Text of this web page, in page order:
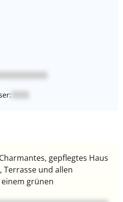
gepflegtes Haus
Terrasse und allen
grünen